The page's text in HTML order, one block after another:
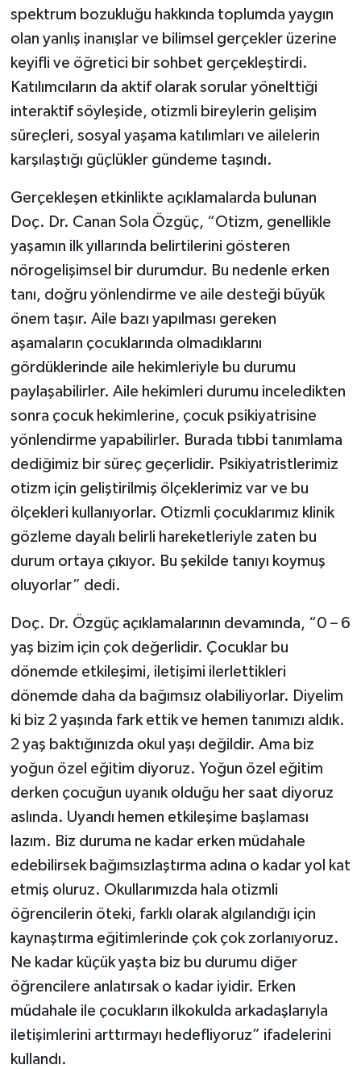
spektrum bozukluğu hakkında toplumda yaygın
olan yanlış inanışlar ve bilimsel gerçekler üzerine
keyifli ve öğretici bir sohbet gerçekleştirdi.
Katılımcıların da aktif olarak sorular yönelttiği
interaktif söyleşide, otizmli bireylerin gelişim
süreçleri, sosyal yaşama katılımları ve ailelerin
karşılaştığı güçlükler gündeme taşındı.
Gerçekleşen etkinlikte açıklamalarda bulunan
Doç. Dr. Canan Sola Özgüç, “Otizm, genellikle
yaşamın ilk yıllarında belirtilerini gösteren
nörogelişimsel bir durumdur. Bu nedenle erken
tanı, doğru yönlendirme ve aile desteği büyük
önem taşır. Aile bazı yapılması gereken
aşamaların çocuklarında olmadıklarını
gördüklerinde aile hekimleriyle bu durumu
paylaşabilirler. Aile hekimleri durumu inceledikten
sonra çocuk hekimlerine, çocuk psikiyatrisine
yönlendirme yapabilirler. Burada tıbbi tanımlama
dediğimiz bir süreç geçerlidir. Psikiyatristlerimiz
otizm için geliştirilmiş ölçeklerimiz var ve bu
ölçekleri kullanıyorlar. Otizmli çocuklarımız klinik
gözleme dayalı belirli hareketleriyle zaten bu
durum ortaya çıkıyor. Bu şekilde tanıyı koymuş
oluyorlar” dedi.
Doç. Dr. Özgüç açıklamalarının devamında, “0 – 6
yaş bizim için çok değerlidir. Çocuklar bu
dönemde etkileşimi, iletişimi ilerlettikleri
dönemde daha da bağımsız olabiliyorlar. Diyelim
ki biz 2 yaşında fark ettik ve hemen tanımızı aldık.
2 yaş baktığınızda okul yaşı değildir. Ama biz
yoğun özel eğitim diyoruz. Yoğun özel eğitim
derken çocuğun uyanık olduğu her saat diyoruz
aslında. Uyandı hemen etkileşime başlaması
lazım. Biz duruma ne kadar erken müdahale
edebilirsek bağımsızlaştırma adına o kadar yol kat
etmiş oluruz. Okullarımızda hala otizmli
öğrencilerin öteki, farklı olarak algılandığı için
kaynaştırma eğitimlerinde çok çok zorlanıyoruz.
Ne kadar küçük yaşta biz bu durumu diğer
öğrencilere anlatırsak o kadar iyidir. Erken
müdahale ile çocukların ilkokulda arkadaşlarıyla
iletişimlerini arttırmayı hedefliyoruz” ifadelerini
kullandı.